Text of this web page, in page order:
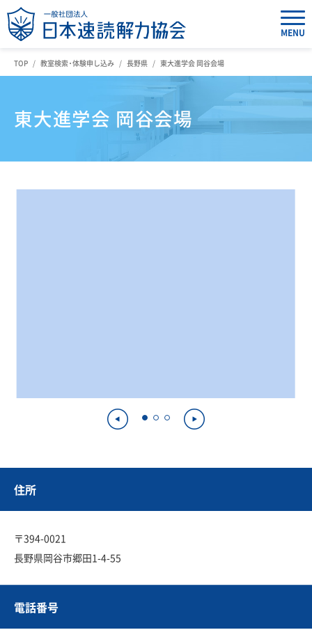
MENU
TOP 教室検索・体験申し込み 長野県 東大進学会 岡谷会場
東大進学会 岡谷会場
住所
〒394-0021
長野県岡谷市郷田1-4-55
電話番号